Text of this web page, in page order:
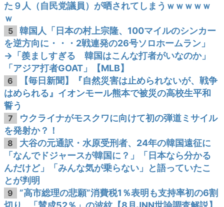
た９人（自民党議員）が晒されてしまうｗｗｗｗｗ
ｗ
5
韓国人「日本の村上宗隆、100マイルのシンカー
を逆方向に・・・2戦連発の26号ソロホームラン」
→「羨ましすぎる 韓国はこんな打者がいなのか」
「アジア打者GOAT」【MLB】
6
【毎日新聞】『自然災害は止められないが、戦争
はめられる』イオンモール熊本で被災の高校生平和
誓う
7
ウクライナがモスクワに向けて初の弾道ミサイル
を発射か？！
8
大谷の元通訳・水原受刑者、24年の韓国遠征に
「なんでドジャースが韓国に？」「日本なら分かる
んだけど」「みんな気が乗らない」と語っていたこ
とが判明
9
”高市総理の悲願”消費税1％表明も支持率初の6割